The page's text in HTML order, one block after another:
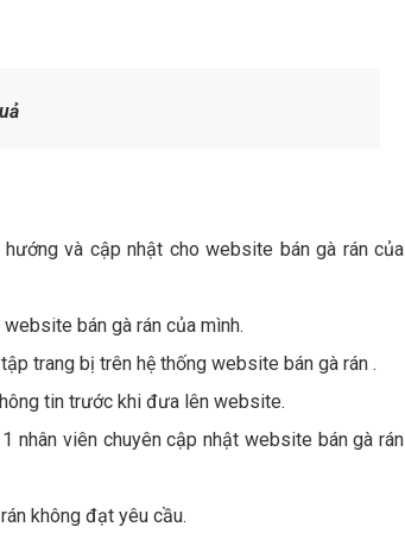
và cập nhật cho website bán gà rán của
bán gà rán của mình.
trang bị trên hệ thống website bán gà rán .
tin trước khi đưa lên website.
nhân viên chuyên cập nhật website bán gà rán
không đạt yêu cầu.